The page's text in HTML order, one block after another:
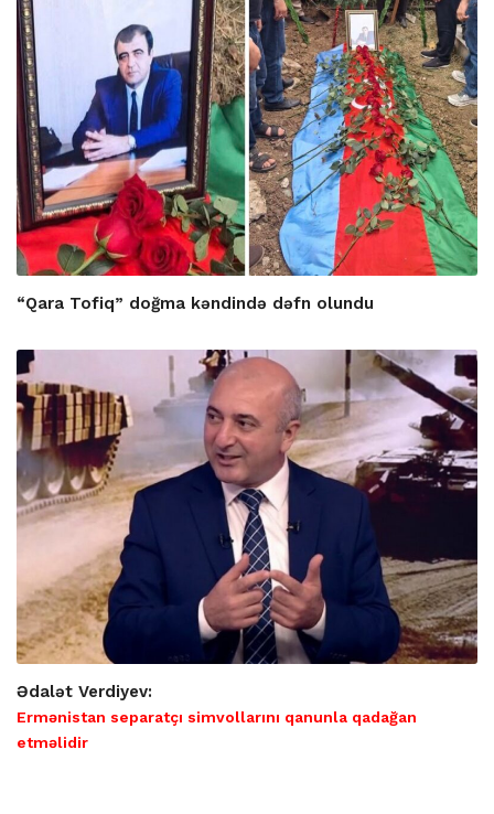
“Qara Tofiq” doğma kəndində dəfn olundu
Ədalət Verdiyev:
Ermənistan separatçı simvollarını qanunla qadağan
etməlidir